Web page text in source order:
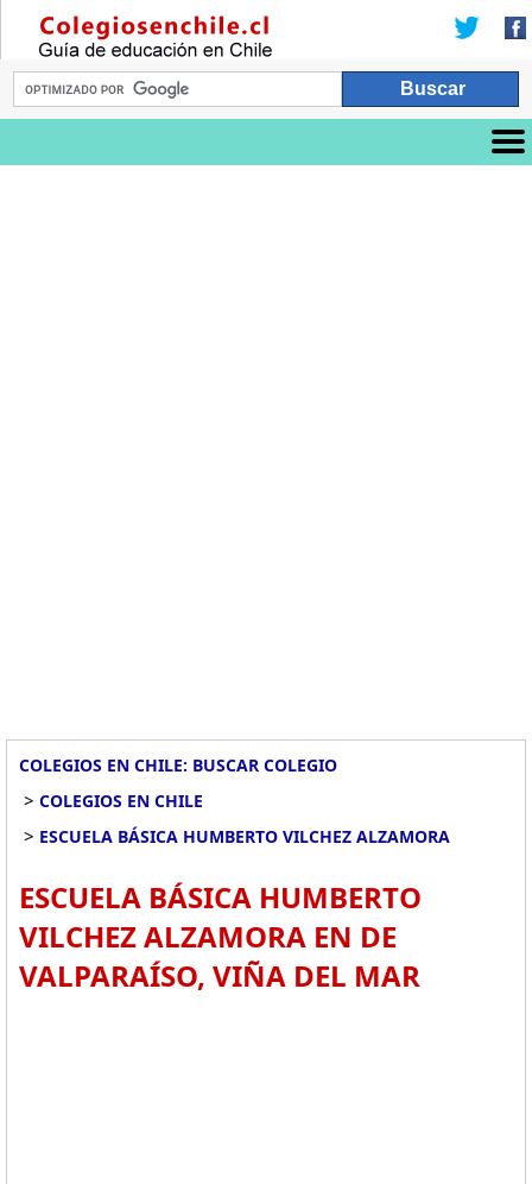
COLEGIOS EN CHILE: BUSCAR COLEGIO
> COLEGIOS EN CHILE
> ESCUELA BÁSICA HUMBERTO VILCHEZ ALZAMORA
ESCUELA BÁSICA HUMBERTO
VILCHEZ ALZAMORA EN DE
VALPARAÍSO, VIÑA DEL MAR